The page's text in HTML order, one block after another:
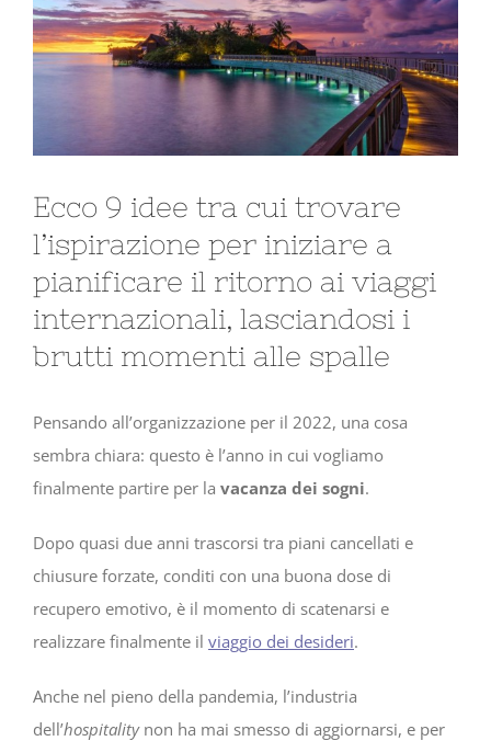
Ecco 9 idee tra cui trovare
l’ispirazione per iniziare a
pianificare il ritorno ai viaggi
internazionali, lasciandosi i
brutti momenti alle spalle
Pensando all’organizzazione per il 2022, una cosa
sembra chiara: questo è l’anno in cui vogliamo
finalmente partire per la vacanza dei sogni.
Dopo quasi due anni trascorsi tra piani cancellati e
chiusure forzate, conditi con una buona dose di
recupero emotivo, è il momento di scatenarsi e
realizzare finalmente il viaggio dei desideri.
Anche nel pieno della pandemia, l’industria
dell’hospitalitynon ha mai smesso di aggiornarsi, e per